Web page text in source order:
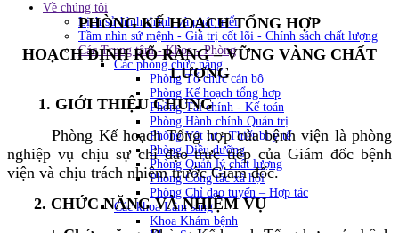
Về chúng tôi
Lịch sử hình thành và phát triển
Tầm nhìn sứ mệnh - Giá trị cốt lõi - Chính sách chất lượng
Các Trung tâm - Khoa - Phòng
Các phòng chức năng
Phòng Tổ chức cán bộ
Phòng Kế hoạch tổng hơp
Phòng Tài chính - Kế toán
Phòng Hành chính Quản trị
Phòng Vật tư - Thiết bị y tế
Phòng Điều dưỡng
Phòng Quản lý chất lượng
Phòng Công tác xã hội
Phòng Chỉ đạo tuyến – Hợp tác
Các khoa Lâm sàng
Khoa Khám bệnh
PHÒNG KẾ HOẠCH TỔNG HỢP
HOẠCH ĐỊNH RÕ RÀNG – VỮNG VÀNG CHẤT
LƯỢNG
1. GIỚI THIỆU CHUNG
Phòng Kế hoạch Tổng hợp của bệnh viện là phòng
nghiệp vụ chịu sự chỉ đạo trực tiếp của Giám đốc bệnh
viện và chịu trách nhiệm trước Giám đốc.
2. CHỨC NĂNG VÀ NHIỆM VỤ